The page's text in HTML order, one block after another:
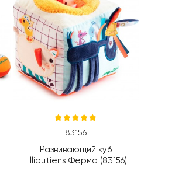
83156
Развивающий куб
Lilliputiens Ферма (83156)